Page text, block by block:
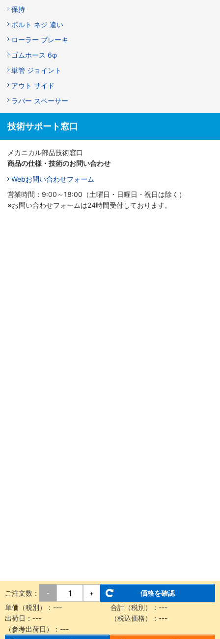
保持
ボルト ネジ 違い
ローラー ブレーキ
ゴムホース 6φ
単管 ジョイント
アウト サイド
ラバー スペーサー
技術サポート窓口
メカニカル部品技術窓口
商品の仕様・技術のお問い合わせ
Webお問い合わせフォーム
営業時間：9:00～18:00（土曜日・日曜日・祝日は除く）
※お問い合わせフォームは24時間受付しております。
ご注文数： - +
価格を確認
単価（税別）： --- 合計（税別）： ---
出荷日： --- （税込価格）： ---
（参考出荷日）： ---